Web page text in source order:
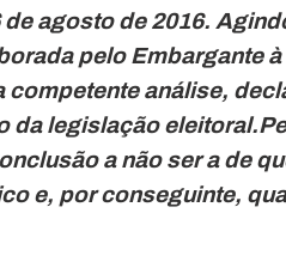
de agosto de 2016.
pelo Embargante
competente análise,
da legislação
a não ser a de
e, porconseguinte,